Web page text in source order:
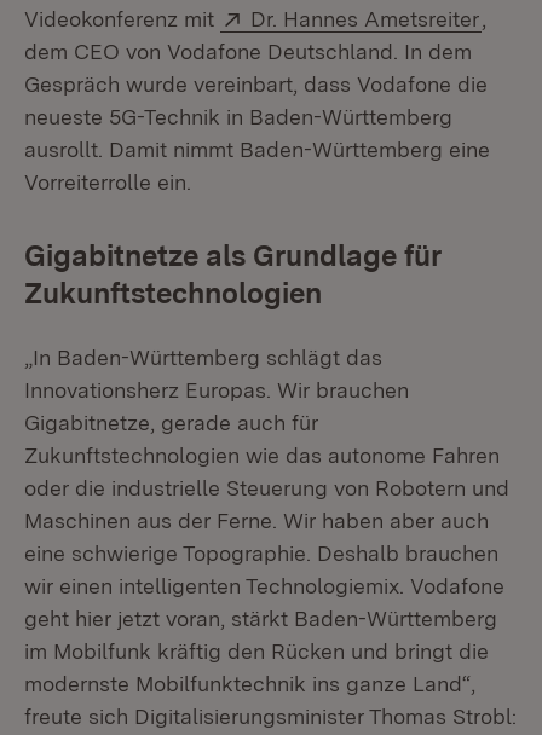
Videokonferenz mit
Extern:
Dr. Hannes Ametsreiter
dem CEO von Vodafone Deutschland. In dem
Gespräch wurde vereinbart, dass Vodafone die
neueste 5G-Technik in Baden-Württemberg
ausrollt. Damit nimmt Baden-Württemberg eine
Vorreiterrolle ein.
Gigabitnetze als Grundlage für
Zukunftstechnologien
„In Baden-Württemberg schlägt das
Innovationsherz Europas. Wir brauchen
Gigabitnetze, gerade auch für
Zukunftstechnologien wie das autonome Fahren
oder die industrielle Steuerung von Robotern und
Maschinen aus der Ferne. Wir haben aber auch
eine schwierige Topographie. Deshalb brauchen
wir einen intelligenten Technologiemix. Vodafone
geht hier jetzt voran, stärkt Baden-Württemberg
im Mobilfunk kräftig den Rücken und bringt die
modernste Mobilfunktechnik ins ganze Land“,
freute sich Digitalisierungsminister Thomas Strobl: